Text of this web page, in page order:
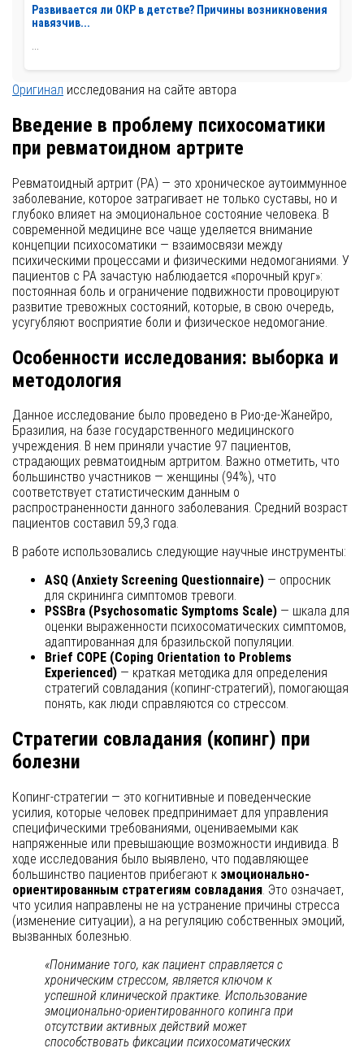
Развивается ли ОКР в детстве? Причины возникновения
навязчив...
Оригинал исследования на сайте автора
Введение в проблему психосоматики
при ревматоидном артрите
Ревматоидный артрит (РА) — это хроническое аутоиммунное
заболевание, которое затрагивает не только суставы, но и
глубоко влияет на эмоциональное состояние человека. В
современной медицине все чаще уделяется внимание
концепции психосоматики — взаимосвязи между
психическими процессами и физическими недомоганиями. У
пациентов с РА зачастую наблюдается «порочный круг»:
постоянная боль и ограничение подвижности провоцируют
развитие тревожных состояний, которые, в свою очередь,
усугубляют восприятие боли и физическое недомогание.
Особенности исследования: выборка и
методология
Данное исследование было проведено в Рио-де-Жанейро,
Бразилия, на базе государственного медицинского
учреждения. В нем приняли участие 97 пациентов,
страдающих ревматоидным артритом. Важно отметить, что
большинство участников — женщины (94%), что
соответствует статистическим данным о
распространенности данного заболевания. Средний возраст
пациентов составил 59,3 года.
В работе использовались следующие научные инструменты:
ASQ (Anxiety Screening Questionnaire) — опросник
для скрининга симптомов тревоги.
PSSBra (Psychosomatic Symptoms Scale) — шкала для
оценки выраженности психосоматических симптомов,
адаптированная для бразильской популяции.
Brief COPE (Coping Orientation to Problems
Experienced) — краткая методика для определения
стратегий совладания (копинг-стратегий), помогающая
понять, как люди справляются со стрессом.
Стратегии совладания (копинг) при
болезни
Копинг-стратегии — это когнитивные и поведенческие
усилия, которые человек предпринимает для управления
специфическими требованиями, оцениваемыми как
напряженные или превышающие возможности индивида. В
ходе исследования было выявлено, что подавляющее
большинство пациентов прибегают к эмоционально-
ориентированным стратегиям совладания. Это означает,
что усилия направлены не на устранение причины стресса
(изменение ситуации), а на регуляцию собственных эмоций,
вызванных болезнью.
«Понимание того, как пациент справляется с
хроническим стрессом, является ключом к
успешной клинической практике. Использование
эмоционально-ориентированного копинга при
отсутствии активных действий может
способствовать фиксации психосоматических